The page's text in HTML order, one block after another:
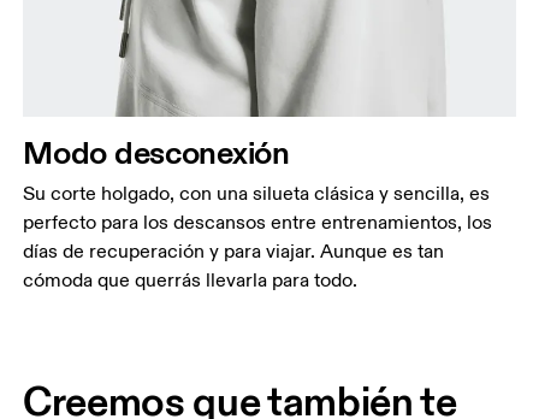
Modo desconexión
Su corte holgado, con una silueta clásica y sencilla, es
perfecto para los descansos entre entrenamientos, los
días de recuperación y para viajar. Aunque es tan
cómoda que querrás llevarla para todo.
Creemos que también te